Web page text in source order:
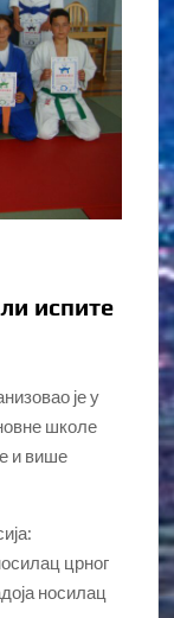
испите
је у
школе
и више
црног
носилац